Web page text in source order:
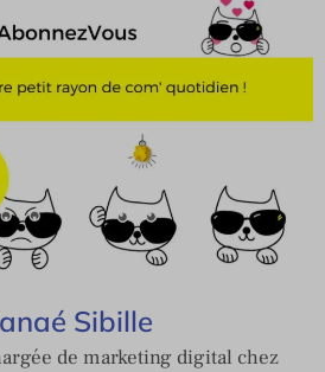
Sibille
de marketing digital chez